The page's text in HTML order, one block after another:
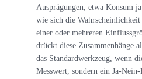
Ausprägungen, etwa Konsum
wie sich die Wahrscheinlichkeit
einer oder mehreren
drückt diese Zusammenhänge
das Standardwerkzeug, wenn
Messwert, sondern ein Ja-